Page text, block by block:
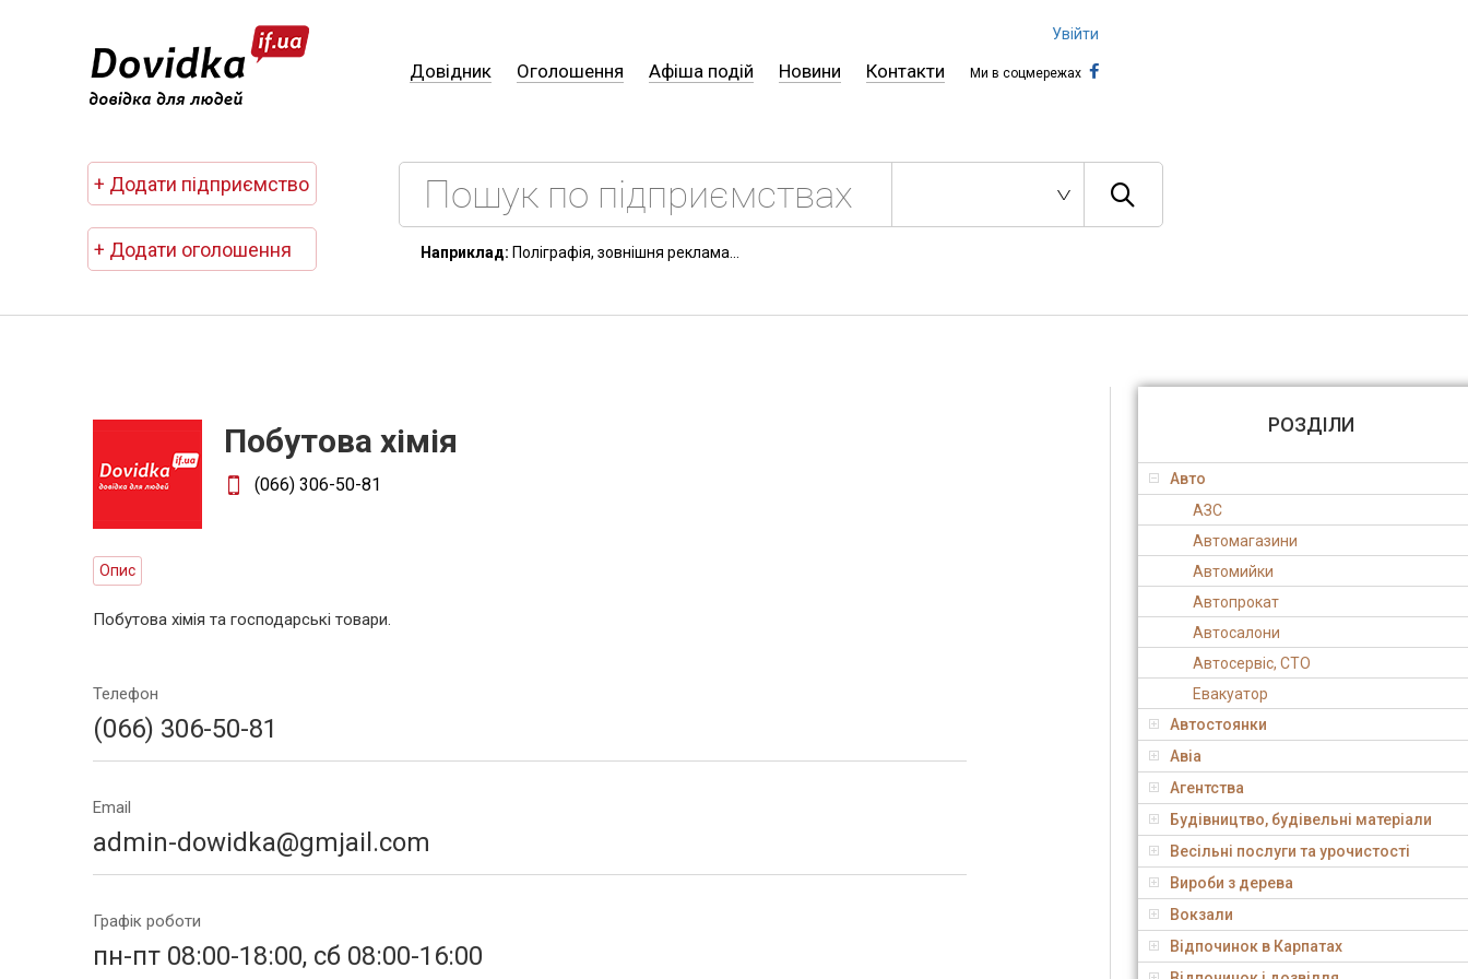
Довідник Оголошення Афіша подій Новини Контакти Ми в соцмережах
Увійти
+ Додати підприємство
+ Додати оголошення Наприклад: Поліграфія, зовнішня реклама...
Побутова хімія
(066) 306-50-81
Опис
Побутова хімія та господарські товари.
Телефон
(066) 306-50-81
Email
admin-dowidka@gmjail.com
Графік роботи
пн-пт 08:00-18:00, сб 08:00-16:00
РОЗДІЛИ
Авто
АЗС
Автомагазини
Автомийки
Автопрокат
Автосалони
Автосервіс, СТО
Евакуатор
Автостоянки
Авіа
Агентства
Будівництво, будівельні матеріали
Весільні послуги та урочистості
Вироби з дерева
Вокзали
Відпочинок в Карпатах